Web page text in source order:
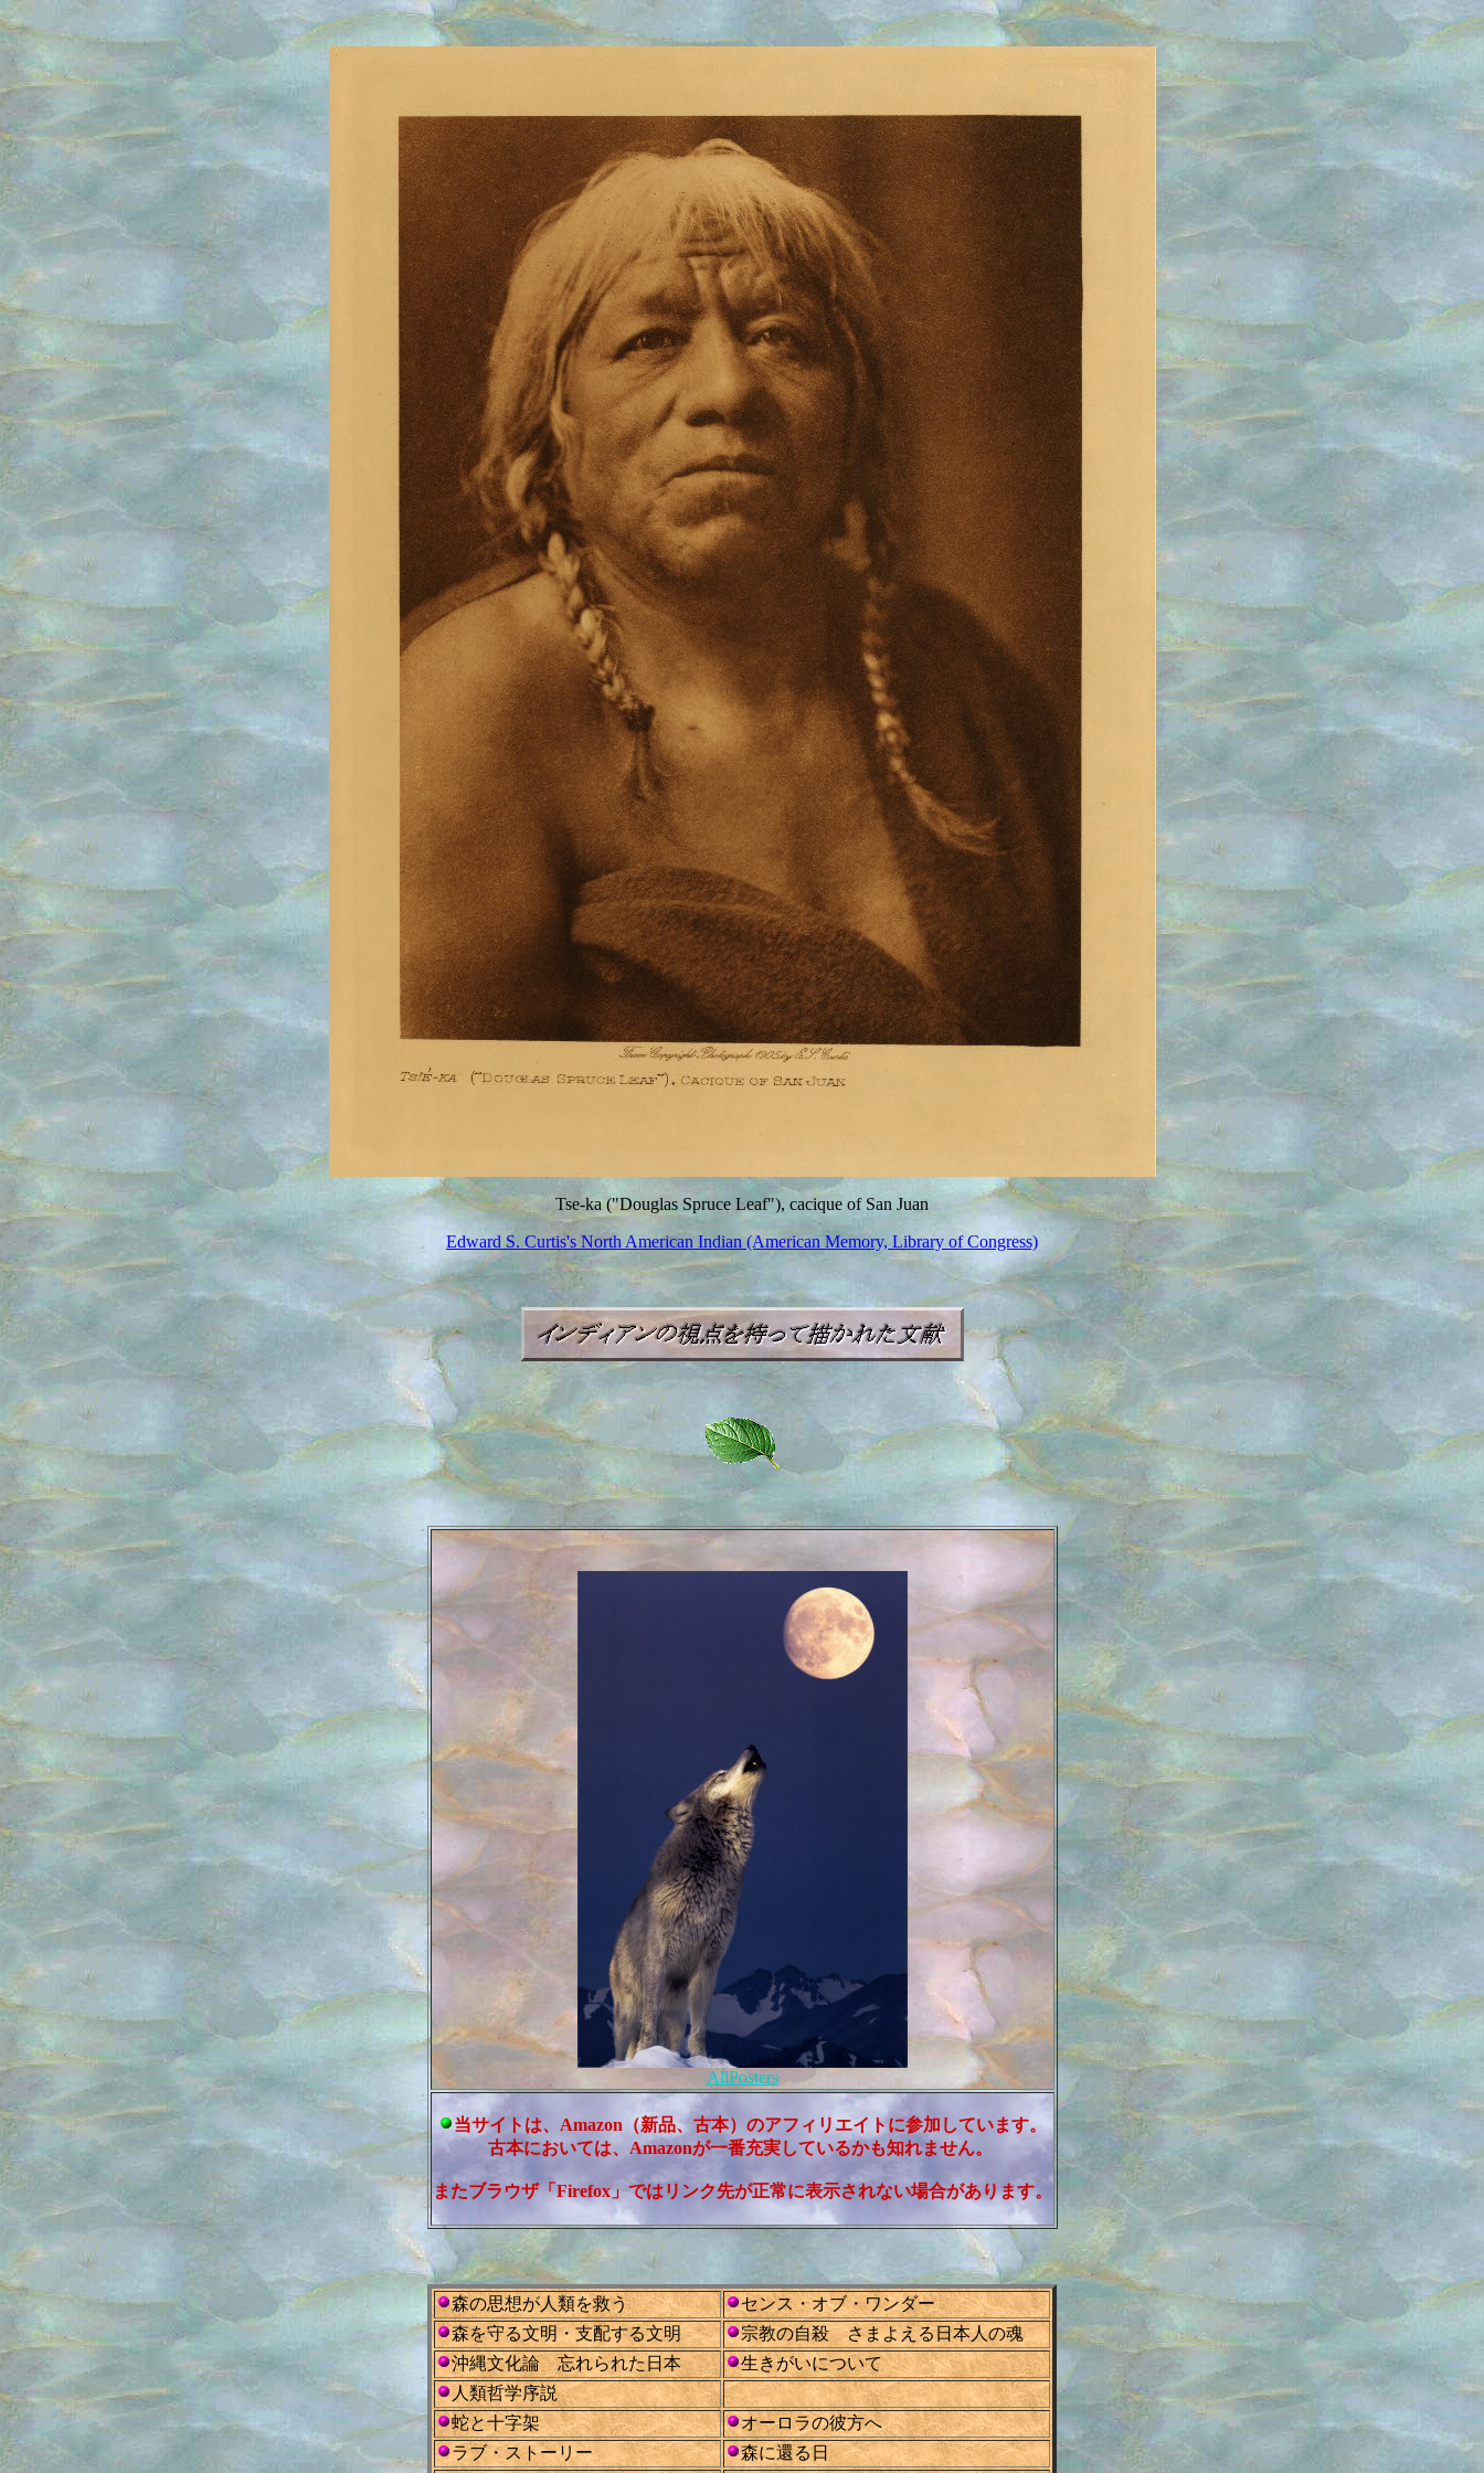
Tse-ka ("Douglas Spruce Leaf"), cacique of San Juan
Edward S. Curtis's North American Indian (American Memory, Library of Congress)
AllPosters
当サイトは、Amazon（新品、古本）のアフィリエイトに参加しています。
古本においては、Amazonが一番充実しているかも知れません。
またブラウザ「Firefox」ではリンク先が正常に表示されない場合があります。
森の思想が人類を救う
センス・オブ・ワンダー
森を守る文明・支配する文明
宗教の自殺 さまよえる日本人の魂
沖縄文化論 忘れられた日本
生きがいについて
人類哲学序説
蛇と十字架
オーロラの彼方へ
ラブ・ストーリー
森に還る日